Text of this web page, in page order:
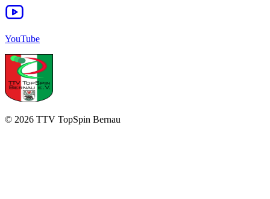
YouTube
© 2026 TTV TopSpin Bernau